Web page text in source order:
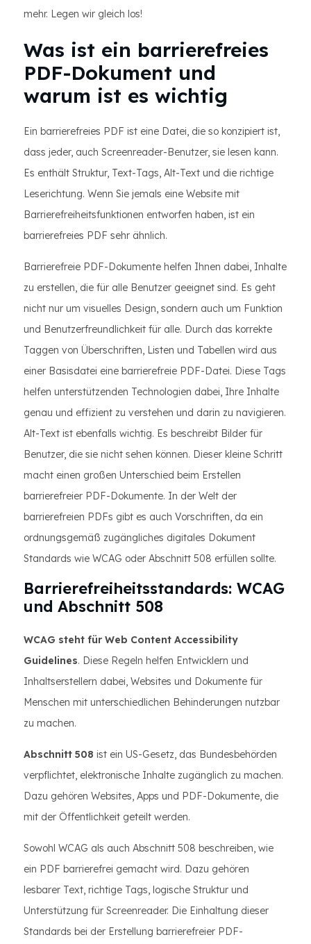
mehr. Legen wir gleich los!
Was ist ein barrierefreies
PDF-Dokument und
warum ist es wichtig
Ein barrierefreies PDF ist eine Datei, die so konzipiert ist,
dass jeder, auch Screenreader-Benutzer, sie lesen kann.
Es enthält Struktur, Text-Tags, Alt-Text und die richtige
Leserichtung. Wenn Sie jemals eine Website mit
Barrierefreiheitsfunktionen entworfen haben, ist ein
barrierefreies PDF sehr ähnlich.
Barrierefreie PDF-Dokumente helfen Ihnen dabei, Inhalte
zu erstellen, die für alle Benutzer geeignet sind. Es geht
nicht nur um visuelles Design, sondern auch um Funktion
und Benutzerfreundlichkeit für alle. Durch das korrekte
Taggen von Überschriften, Listen und Tabellen wird aus
einer Basisdatei eine barrierefreie PDF-Datei. Diese Tags
helfen unterstützenden Technologien dabei, Ihre Inhalte
genau und effizient zu verstehen und darin zu navigieren.
Alt-Text ist ebenfalls wichtig. Es beschreibt Bilder für
Benutzer, die sie nicht sehen können. Dieser kleine Schritt
macht einen großen Unterschied beim Erstellen
barrierefreier PDF-Dokumente. In der Welt der
barrierefreien PDFs gibt es auch Vorschriften, da ein
ordnungsgemäß zugängliches digitales Dokument
Standards wie WCAG oder Abschnitt 508 erfüllen sollte.
Barrierefreiheitsstandards: WCAG
und Abschnitt 508
WCAG steht für Web Content Accessibility
Guidelines. Diese Regeln helfen Entwicklern und
Inhaltserstellern dabei, Websites und Dokumente für
Menschen mit unterschiedlichen Behinderungen nutzbar
zu machen.
Abschnitt 508 ist ein US-Gesetz, das Bundesbehörden
verpflichtet, elektronische Inhalte zugänglich zu machen.
Dazu gehören Websites, Apps und PDF-Dokumente, die
mit der Öffentlichkeit geteilt werden.
Sowohl WCAG als auch Abschnitt 508 beschreiben, wie
ein PDF barrierefrei gemacht wird. Dazu gehören
lesbarer Text, richtige Tags, logische Struktur und
Unterstützung für Screenreader. Die Einhaltung dieser
Standards bei der Erstellung barrierefreier PDF-